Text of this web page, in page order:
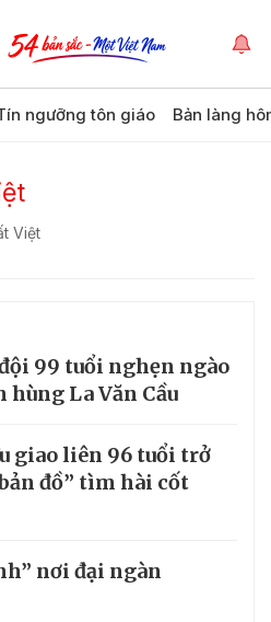
ngưỡng tôn giáo Bản làng
Việt
99 tuổi nghẹn ngào
La Văn Cầu
giao liên 96 tuổi trở
đồ” tìm hài cốt
nơi đại ngàn